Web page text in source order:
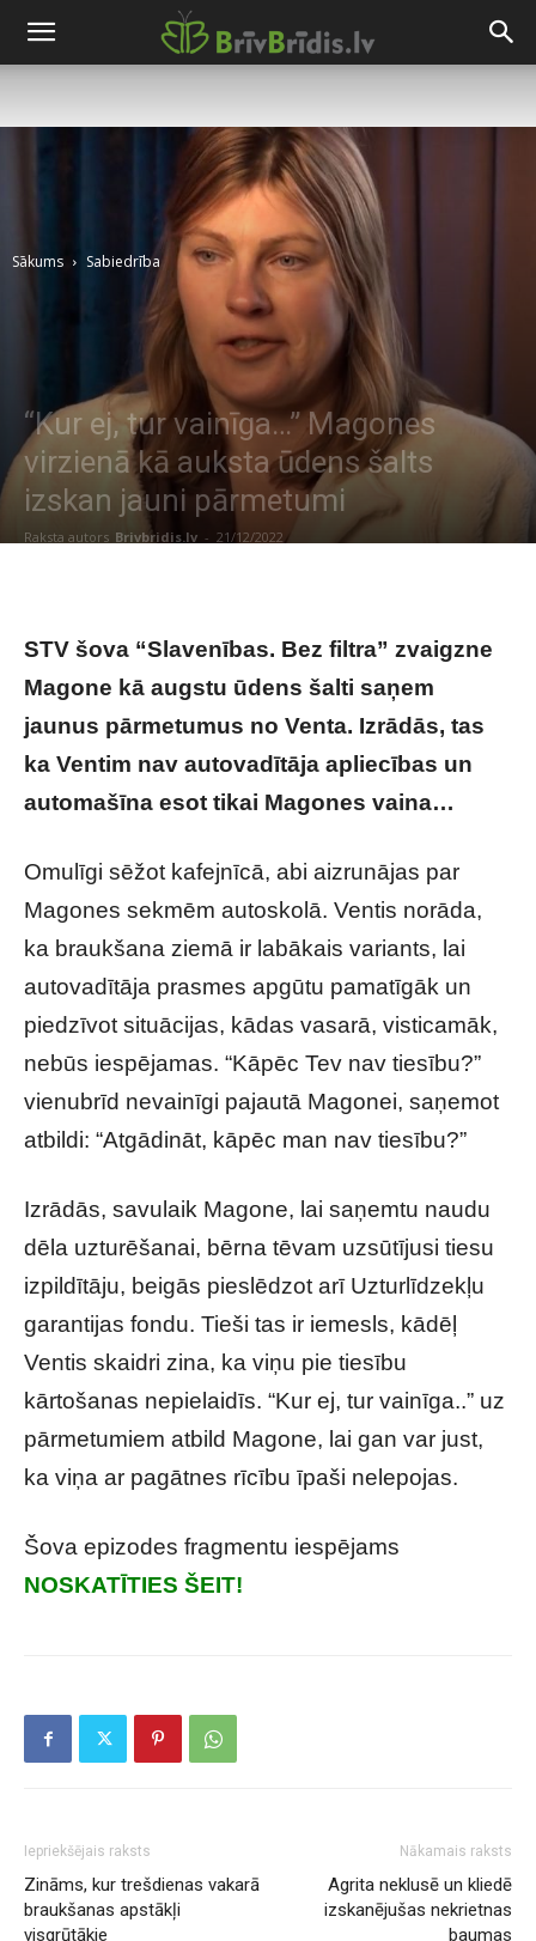
Sākums Sabiedrība
“Kur ej, tur vainīga…” Magones
virzienā kā auksta ūdens šalts
izskan jauni pārmetumi
Raksta autors Brivbridis.lv - 21/12/2022
STV šova “Slavenības. Bez filtra” zvaigzne
Magone kā augstu ūdens šalti saņem
jaunus pārmetumus no Venta. Izrādās, tas
ka Ventim nav autovadītāja apliecības un
automašīna esot tikai Magones vaina…
Omulīgi sēžot kafejnīcā, abi aizrunājas par
Magones sekmēm autoskolā. Ventis norāda,
ka braukšana ziemā ir labākais variants, lai
autovadītāja prasmes apgūtu pamatīgāk un
piedzīvot situācijas, kādas vasarā, visticamāk,
nebūs iespējamas. “Kāpēc Tev nav tiesību?”
vienubrīd nevainīgi pajautā Magonei, saņemot
atbildi: “Atgādināt, kāpēc man nav tiesību?”
Izrādās, savulaik Magone, lai saņemtu naudu
dēla uzturēšanai, bērna tēvam uzsūtījusi tiesu
izpildītāju, beigās pieslēdzot arī Uzturlīdzekļu
garantijas fondu. Tieši tas ir iemesls, kādēļ
Ventis skaidri zina, ka viņu pie tiesību
kārtošanas nepielaidīs. “Kur ej, tur vainīga..” uz
pārmetumiem atbild Magone, lai gan var just,
ka viņa ar pagātnes rīcību īpaši nelepojas.
Šova epizodes fragmentu iespējams
NOSKATĪTIES ŠEIT!
Iepriekšējais raksts
Zināms, kur trešdienas vakarā
braukšanas apstākļi
visgrūtākie
Nākamais raksts
Agrita neklusē un kliedē
izskanējušas nekrietnas
baumas